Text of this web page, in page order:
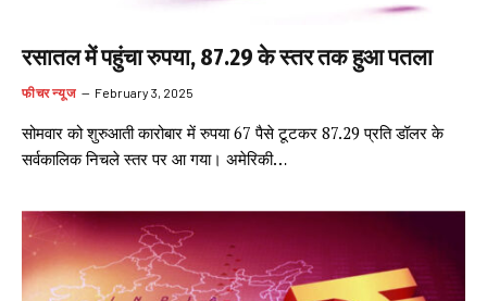
रसातल में पहुंचा रुपया, 87.29 के स्तर तक हुआ पतला
फीचर न्यूज February 3, 2025
सोमवार को शुरुआती कारोबार में रुपया 67 पैसे टूटकर 87.29 प्रति डॉलर के
सर्वकालिक निचले स्तर पर आ गया। अमेरिकी…